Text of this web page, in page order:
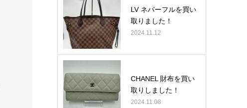
LV ネバーフルを買い
取りました！
2024.11.12
CHANEL 財布を買い
取りしました！
2024.11.08